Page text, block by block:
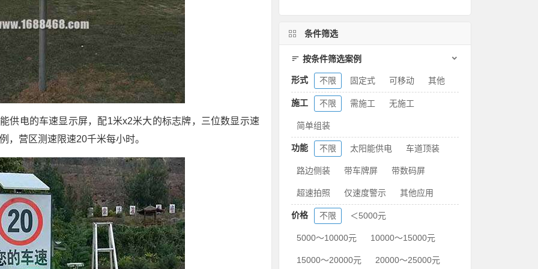
供电的车速显示屏，配1米x2米大的标志牌，三位数显示速
，营区测速限速20千米每小时。
条件筛选
按条件筛选案例
形式 不限 固定式 可移动 其他
施工 不限 需施工 无施工
简单组装
功能 不限 太阳能供电 车道顶装
路边侧装 带车牌屏 带数码屏
超速拍照 仅速度警示 其他应用
价格 不限 ＜5000元
5000～10000元 10000～15000元
15000～20000元 20000～25000元